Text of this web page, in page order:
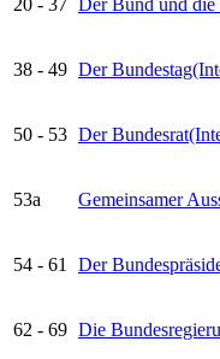
38 - 49 Der Bundestag
50 - 53 Der Bundesrat
53a Gemeinsamer
54 - 61 Der
62 - 69 Die